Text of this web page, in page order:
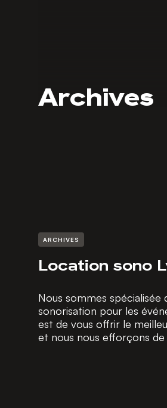
Archives
ARCHIVES
Location sono
Nous sommes
sonorisation pour les
est de vous offrir le
et nous nous efforçons de